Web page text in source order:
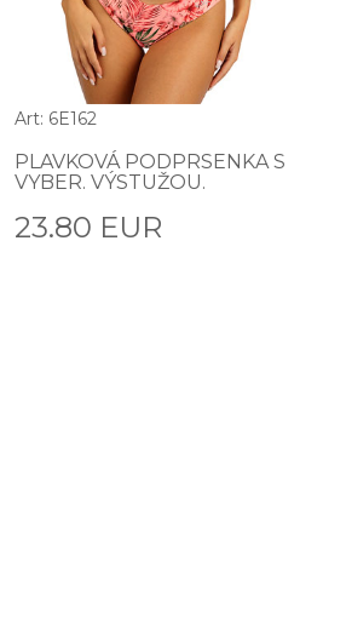
Art: 6E162
PLAVKOVÁ PODPRSENKA S
VYBER. VÝSTUŽOU.
23.80 EUR